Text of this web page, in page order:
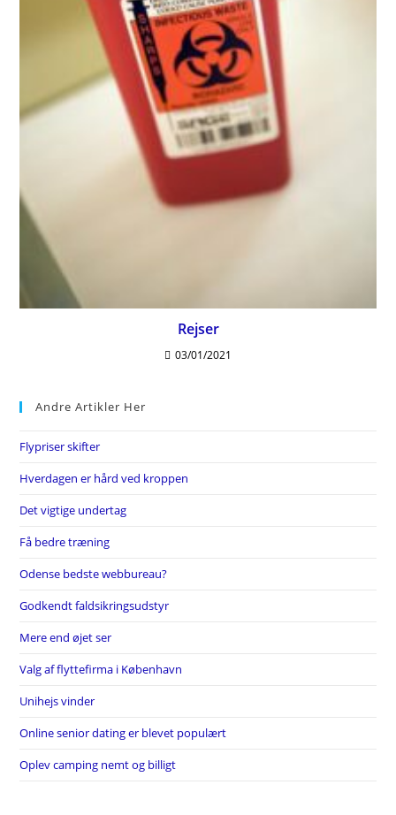
Rejser
03/01/2021
Andre Artikler Her
Flypriser skifter
Hverdagen er hård ved kroppen
Det vigtige undertag
Få bedre træning
Odense bedste webbureau?
Godkendt faldsikringsudstyr
Mere end øjet ser
Valg af flyttefirma i København
Unihejs vinder
Online senior dating er blevet populært
Oplev camping nemt og billigt